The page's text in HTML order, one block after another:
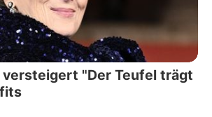
"Der Teufel trägt